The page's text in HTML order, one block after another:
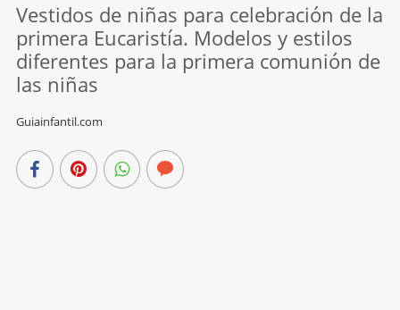
Vestidos de niñas para celebración de la
primera Eucaristía. Modelos y estilos
diferentes para la primera comunión de
las niñas
Guiainfantil.com